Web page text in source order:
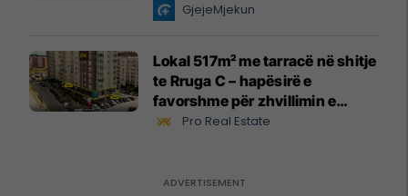
GjejeMjekun
Lokal 517m² me tarracë në shitje
te Rruga C – hapësirë e
favorshme për zhvillimin e
biznesit #15796
Pro Real Estate